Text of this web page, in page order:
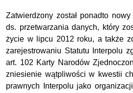
Zatwierdzony został ponadto
ds. przetwarzania danych, który
życie w lipcu 2012 roku, a także
zarejestrowaniu Statutu Interpolu
art. 102 Karty Narodów
zniesienie wątpliwości w kwestii
prawnych Interpolu jako